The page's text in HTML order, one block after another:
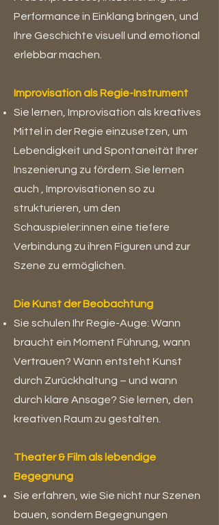
Performance in Einklang bringen, und
Ihre Geschichte visuell und emotional
erlebbar machen.
Improvisation als Regie-Instrument
Sie lernen, Improvisation als kreatives
Mittel in der Regie einzusetzen, um
Lebendigkeit und Spontaneität Ihrer
Inszenierung zu fördern. Sie lernen
auch , Improvisationen so zu
strukturieren, um den
Schauspieler:innen eine tiefere
Verbindung zu ihren Figuren und zur
Szene zu ermöglichen.
Die Kunst der Beobachtung
Sie schulen Ihr Regie-Auge: Wann
braucht ein Moment Führung, wann
Vertrauen? Wann entsteht Kunst
durch Zurückhaltung – und wann
durch klare Ansage? Sie lernen, den
kreativen Raum zu gestalten.
Theater & Film als lebendige
Begegnung
Sie erfahren, wie Sie nicht nur Szenen
bauen, sondern Begegnungen